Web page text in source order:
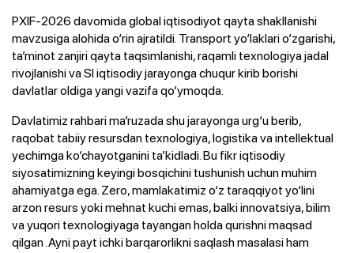
PXIF-2026 davomida global iqtisodiyot qayta shakllanishi
mavzusiga alohida o‘rin ajratildi. Transport yo‘laklari o‘zgarishi,
ta’minot zanjiri qayta taqsimlanishi, raqamli texnologiya jadal
rivojlanishi va SI iqtisodiy jarayonga chuqur kirib borishi
davlatlar oldiga yangi vazifa qo‘ymoqda.
Davlatimiz rahbari ma’ruzada shu jarayonga urg‘u berib,
raqobat tabiiy resursdan texnologiya, logistika va intellektual
yechimga ko‘chayotganini ta’kidladi. Bu fikr iqtisodiy
siyosatimizning keyingi bosqichini tushunish uchun muhim
ahamiyatga ega. Zero, mamlakatimiz o‘z taraqqiyot yo‘lini
arzon resurs yoki mehnat kuchi emas, balki innovatsiya, bilim
va yuqori texnologiyaga tayangan holda qurishni maqsad
qilgan .Ayni payt ichki barqarorlikni saqlash masalasi ham